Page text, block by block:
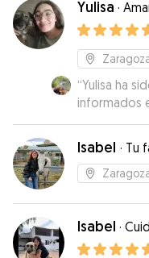
Yulisa ·
“Yulisa ha
informados
fotos de
Isabel · Tu
Isabel ·